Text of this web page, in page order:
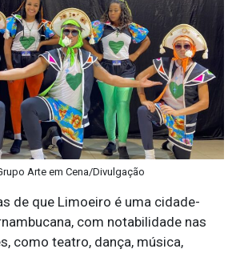
Arte em Cena/Divulgação
de que Limoeiro é uma cidade-
com notabilidade nas
como teatro, dança, música,